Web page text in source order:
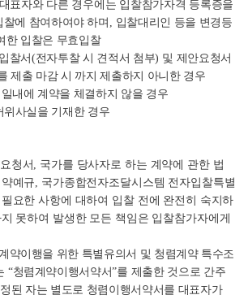
대표자와 다른 경우에는 입찰참가자격 등록증을
찰에 참여하여야 하며
입찰대리인 등을 변경등
한 입찰은 무효입찰
찰서 (전자투찰 시 견적서 첨부) 및 제안요청서
제출 마감 시 까지 제출하지 아니한 경우
내에 계약을 체결하지 않을 경우
위사실을 기재한 경우
청서
국가를 당사자로 하는 계약에 관한 법
예규
국가종합전자조달시스템 전자입찰특별
요한 사항에 대하여 입찰 전에 완전히 숙지하
못하여 발생한 모든 책임은 입찰참가자에게
약이행을 위한 특별유의서 및 청렴계약 특수조
“청렴계약이행서약서”를 제출한 것으로 간주
된 자는 별도로 청렴이행서약서를 대표자가